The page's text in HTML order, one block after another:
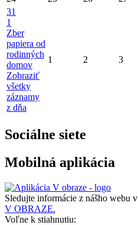
31
1
Zber
papiera od
rodinných
domov
Zobraziť
všetky
záznamy
z dňa
1 2 3
Sociálne siete
Mobilná aplikácia
Sledujte informácie z nášho webu v
V OBRAZE.
Voľne k stiahnutiu: